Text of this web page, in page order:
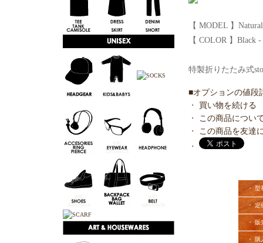
【 MODEL 】
【 COLOR 】Black
特製折りたたみ式
■オプションの値段
・ 買い物を続ける
・
この商品につい
・
この商品を友達
・
・ 型
・ 定
・ 販
・ 購